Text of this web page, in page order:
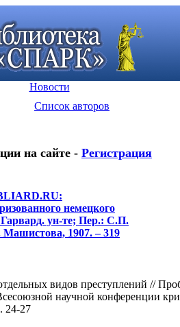
Новости
Список авторов
на сайте - Регистрация
немецкого
ун-те; Пер.: С.П.
1907. – 319
видов преступлений //
научной конференции
24-27